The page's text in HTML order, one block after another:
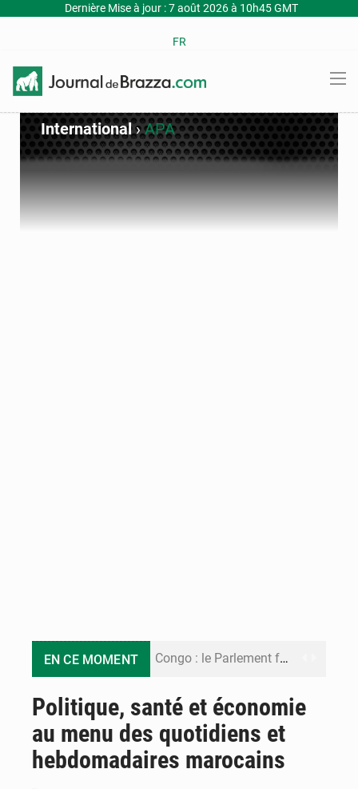
Dernière Mise à jour : 7 août 2026 à 10h45 GMT
FR
International›APA
EN CE MOMENT Congo : le Parlement formule 28 recommandations sur le Cadre budgétaire 2027-2029
Congo : la Grande foire agricole pour renforcer la souveraineté alimentaire
Congo-RDC : Brazzaville et Kinshasa renforcent leur coopération en faveur de la jeunesse
Politique, santé et économie
au menu des quotidiens et
hebdomadaires marocains